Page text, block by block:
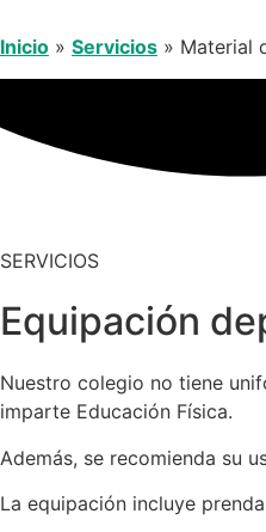
Inicio » Servicios » Material
SERVICIOS
Equipación
Nuestro colegio no tiene
imparte Educación Física.
Además, se recomienda su
La equipación incluye